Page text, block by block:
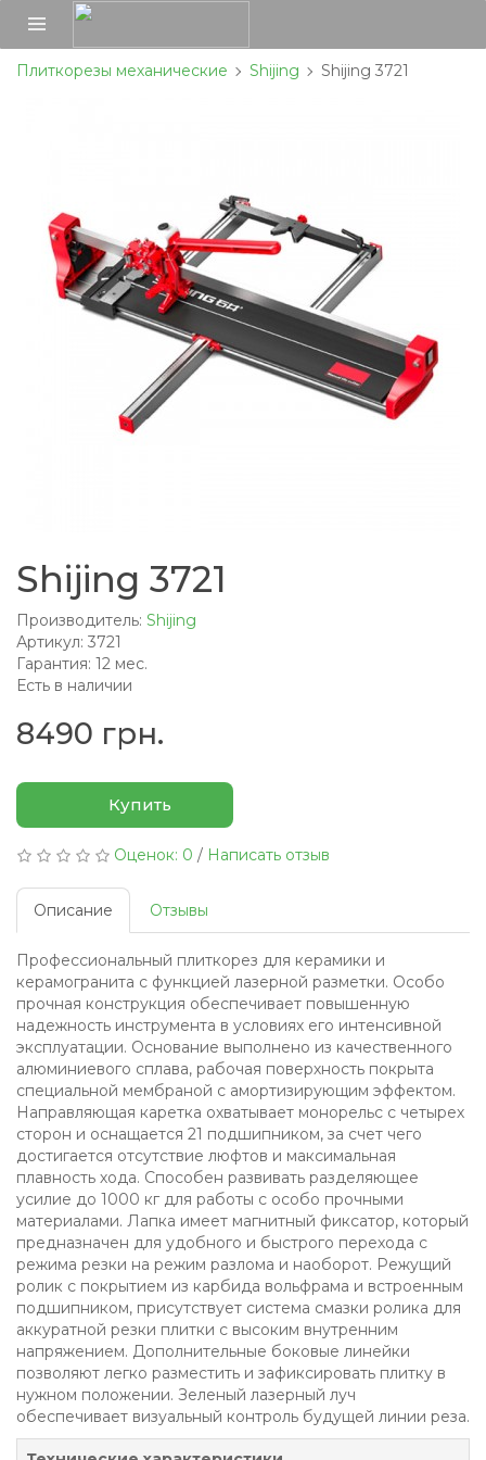
Плиткорезы механические Shijing Shijing 3721
Shijing 3721
Производитель: Shijing
Артикул: 3721
Гарантия: 12 мес.
Есть в наличии
8490 грн.
Купить
Оценок: 0 / Написать отзыв
Описание Отзывы
Профессиональный плиткорез для керамики и
керамогранита с функцией лазерной разметки. Особо
прочная конструкция обеспечивает повышенную
надежность инструмента в условиях его интенсивной
эксплуатации. Основание выполнено из качественного
алюминиевого сплава, рабочая поверхность покрыта
специальной мембраной с амортизирующим эффектом.
Направляющая каретка охватывает монорельс с четырех
сторон и оснащается 21 подшипником, за счет чего
достигается отсутствие люфтов и максимальная
плавность хода. Способен развивать разделяющее
усилие до 1000 кг для работы с особо прочными
материалами. Лапка имеет магнитный фиксатор, который
предназначен для удобного и быстрого перехода с
режима резки на режим разлома и наоборот. Режущий
ролик с покрытием из карбида вольфрама и встроенным
подшипником, присутствует система смазки ролика для
аккуратной резки плитки с высоким внутренним
напряжением. Дополнительные боковые линейки
позволяют легко разместить и зафиксировать плитку в
нужном положении. Зеленый лазерный луч
обеспечивает визуальный контроль будущей линии реза.